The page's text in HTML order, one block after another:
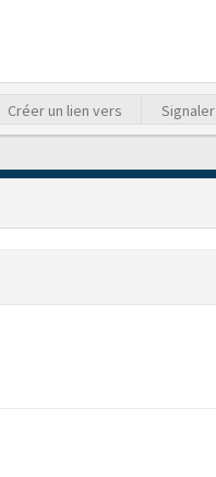
Créer un lien vers Signaler